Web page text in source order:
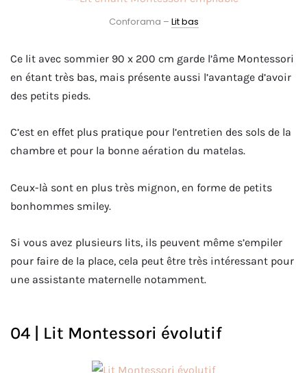
Conforama – Lit bas
Ce lit avec sommier 90 x 200 cm garde l’âme Montessori
en étant très bas, mais présente aussi l’avantage d’avoir
des petits pieds.
C’est en effet plus pratique pour l’entretien des sols de la
chambre et pour la bonne aération du matelas.
Ceux-là sont en plus très mignon, en forme de petits
bonhommes smiley.
Si vous avez plusieurs lits, ils peuvent même s’empiler
pour faire de la place, cela peut être très intéressant pour
une assistante maternelle notamment.
04 | Lit Montessori évolutif